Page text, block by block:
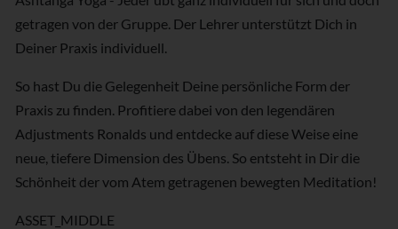
getragen von der Gruppe. Der Lehrer unterstützt Dich in
Deiner Praxis individuell.
So hast Du die Gelegenheit Deine persönliche Form der
Praxis zu finden. Profitiere dabei von den legendären
Adjustments Ronalds und entdecke auf diese Weise eine
neue, tiefere Dimension des Übens. So entsteht in Dir die
Schönheit der vom Atem getragenen bewegten Meditation!
ASSET_MIDDLE